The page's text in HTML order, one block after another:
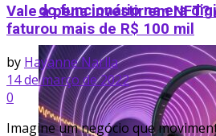
do funcionário na era
Vale a pena investir em
faturou mais de R$ 100 mil
by Hayanne Narlla
14 de março de 2022
0
Imagine um negócio que